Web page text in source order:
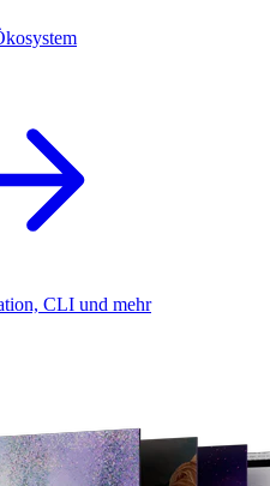
CLI und mehr